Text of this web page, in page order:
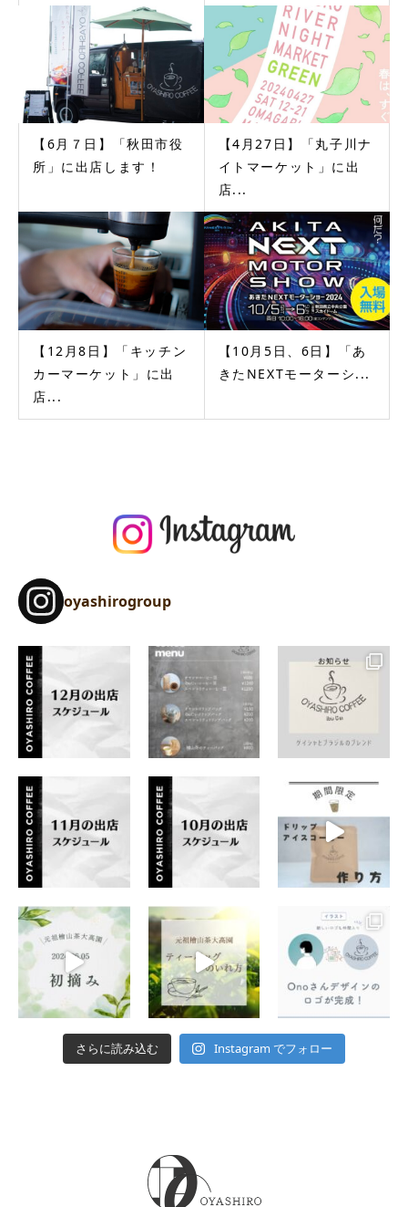
【6月７日】「秋田市役
所」に出店します！
【4月27日】「丸子川ナ
イトマーケット」に出
店...
【12月8日】「キッチン
カーマーケット」に出
店...
【10月5日、6日】「あ
きたNEXTモーターシ...
oyashirogroup
さらに読み込む Instagram でフォロー